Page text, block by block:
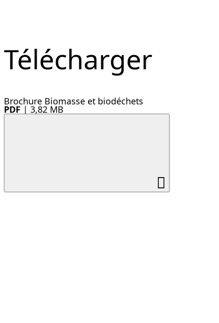
Télécharger
Brochure Biomasse et biodéchets
PDF | 3,82 MB